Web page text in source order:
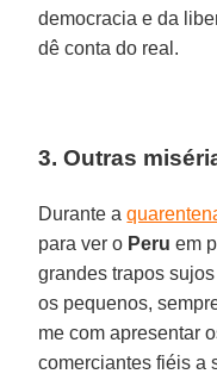
democracia e da
dê conta do real.
3. Outras
Durante a
para ver o Peru em
grandes trapos
os pequenos,
me com apresentar
comerciantes fiéis a